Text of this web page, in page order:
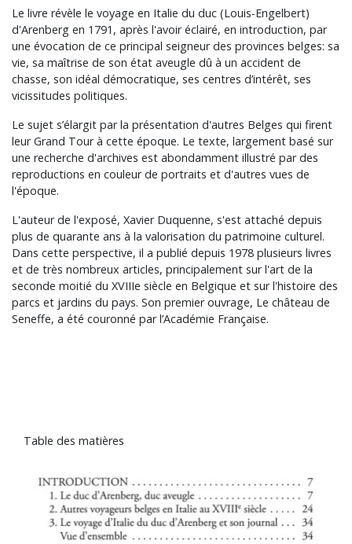
Le livre révèle le voyage en Italie du duc (Louis-Engelbert)
d'Arenberg en 1791, après l'avoir éclairé, en introduction, par
une évocation de ce principal seigneur des provinces belges: sa
vie, sa maîtrise de son état aveugle dû à un accident de
chasse, son idéal démocratique, ses centres d’intérêt, ses
vicissitudes politiques.
Le sujet s’élargit par la présentation d'autres Belges qui firent
leur Grand Tour à cette époque. Le texte, largement basé sur
une recherche d'archives est abondamment illustré par des
reproductions en couleur de portraits et d'autres vues de
l'époque.
L'auteur de l'exposé, Xavier Duquenne, s'est attaché depuis
plus de quarante ans à la valorisation du patrimoine culturel.
Dans cette perspective, il a publié depuis 1978 plusieurs livres
et de très nombreux articles, principalement sur l'art de la
seconde moitié du XVIIIe siècle en Belgique et sur l'histoire des
parcs et jardins du pays. Son premier ouvrage, Le château de
Seneffe, a été couronné par l’Académie Française.
Table des matières